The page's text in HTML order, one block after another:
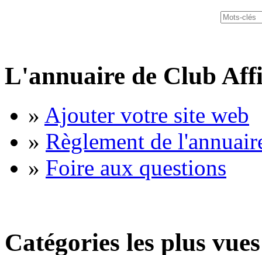
L'annuaire de Club
» Ajouter votre site web
» Règlement de
» Foire aux questions
Catégories les plus vues